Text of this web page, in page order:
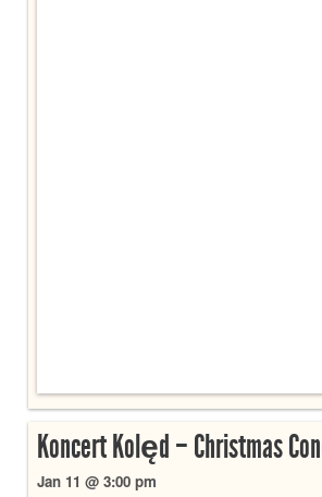
Koncert Kolęd – Christmas
Jan 11 @ 3:00 pm